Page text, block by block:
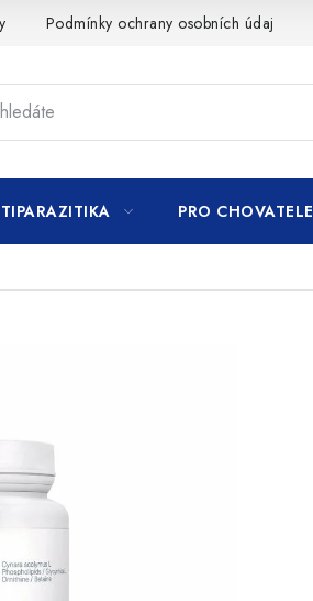
Podmínky ochrany osobních údajů
PRO CHOVATELE